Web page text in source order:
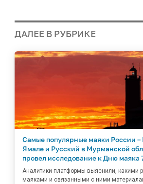
ДАЛЕЕ В РУБРИКЕ
Самые популярные маяки России –
Ямале и Русский в Мурманской
провел исследование к Дню маяка
Аналитики платформы выяснили, какими
маяками и связанными с ними